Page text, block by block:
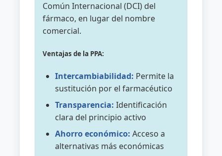
Común Internacional (DCI) del
fármaco, en lugar del nombre
comercial.
Ventajas de la PPA:
Intercambiabilidad: Permite la
sustitución por el farmacéutico
Transparencia: Identificación
clara del principio activo
Ahorro económico: Acceso a
alternativas más económicas